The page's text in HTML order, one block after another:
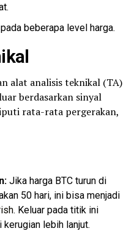
beberapa level harga.
alat analisis teknikal (TA)
berdasarkan sinyal
rata-rata pergerakan,
Jika harga BTC turun di
50 hari, ini bisa menjadi
. Keluar pada titik ini
lebih lanjut.